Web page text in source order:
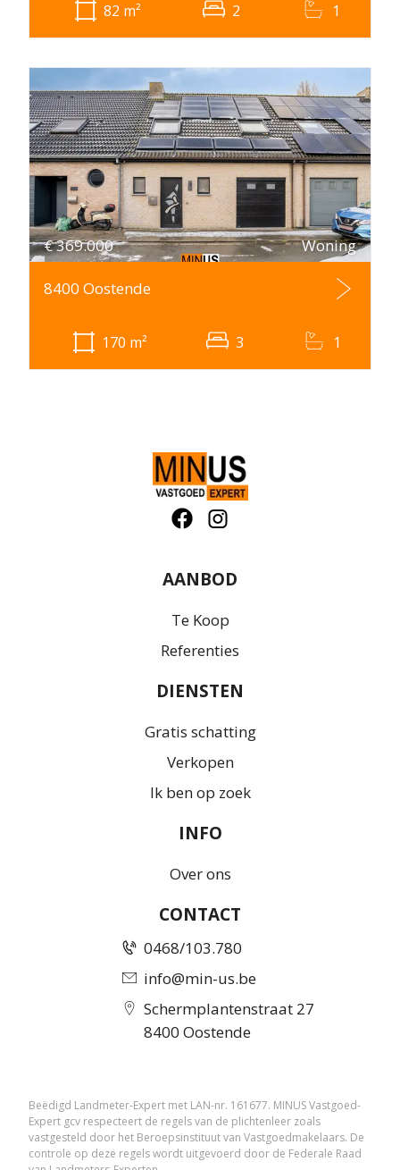
82 m² 2 1
€369.000 Woning
8400 Oostende
170 m² 3 1
AANBOD
Te Koop
Referenties
DIENSTEN
Gratis schatting
Verkopen
Ik ben op zoek
INFO
Over ons
CONTACT
0468/103.780
info@min-us.be
Schermplantenstraat 27
8400 Oostende
Beëdigd Landmeter-Expert met LAN-nr. 161677. MINUS Vastgoed-
Expert gcv respecteert de regels van de plichtenleer zoals
vastgesteld door het Beroepsinstituut van Vastgoedmakelaars. De
controle op deze regels wordt uitgevoerd door de Federale Raad